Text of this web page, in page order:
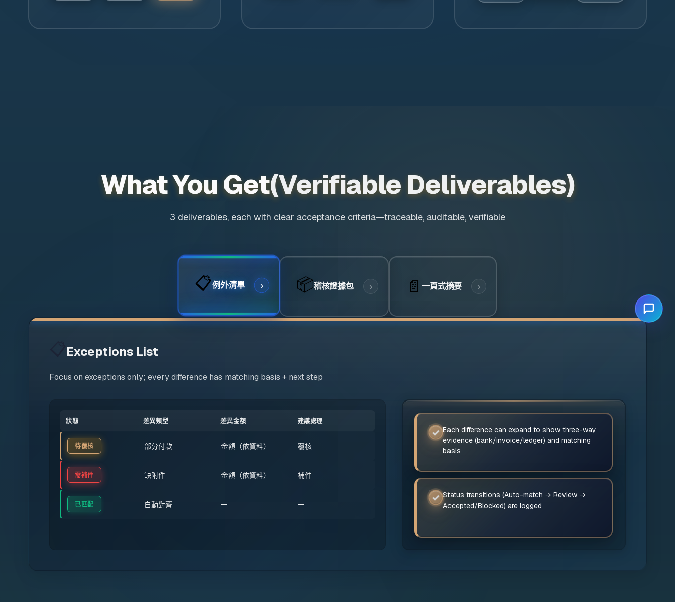
What You Get(Verifiable Deliverables)
3 deliverables, each with clear acceptance criteria—traceable, auditable, verifiable
📋例外清單 📦稽核證據包 📄一頁式摘要
Exceptions List
Focus on exceptions only; every difference has matching basis + next step
狀態 差異類型 差異金額 建議處理
待覆核 部分付款 金額（依資料） 覆核
需補件 缺附件 金額（依資料） 補件
已匹配 自動對齊 — —
✓ Each difference can expand to show three-way
evidence (bank/invoice/ledger) and matching
basis
✓ Status transitions (Auto-match → Review →
Accepted/Blocked) are logged